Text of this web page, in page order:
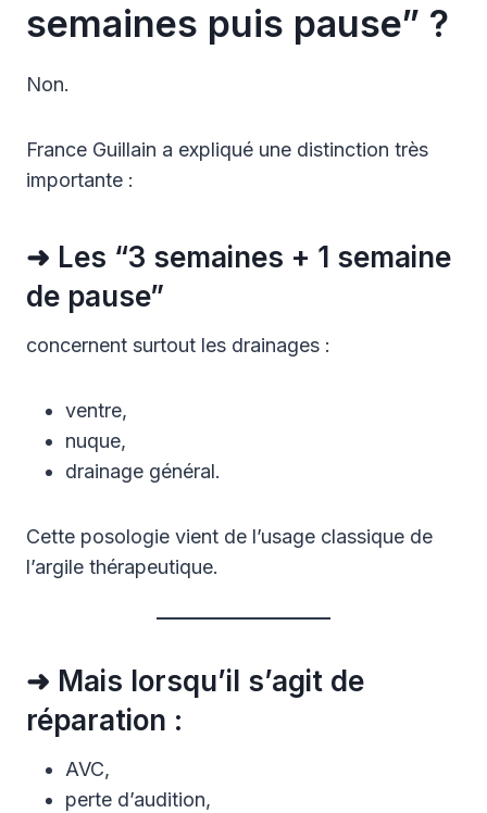
semaines puis pause” ?
Non.
France Guillain a expliqué une distinction très
importante :
➜ Les “3 semaines + 1 semaine
de pause”
concernent surtout les drainages :
ventre,
nuque,
drainage général.
Cette posologie vient de l’usage classique de
l’argile thérapeutique.
➜ Mais lorsqu’il s’agit de
réparation :
AVC,
perte d’audition,